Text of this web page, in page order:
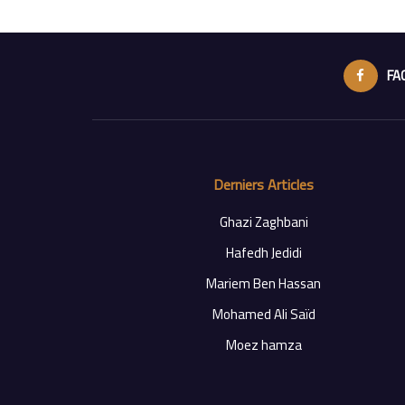
Derniers Articles
Ghazi Zaghbani
Hafedh Jedidi
Mariem Ben Hassan
Mohamed Ali Saïd
Moez hamza